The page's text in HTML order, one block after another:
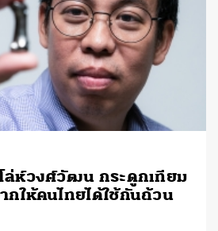
ห์วงศ์วัฒน กระดูกเทียม
ให้คนไทยได้ใช้กันถ้วน